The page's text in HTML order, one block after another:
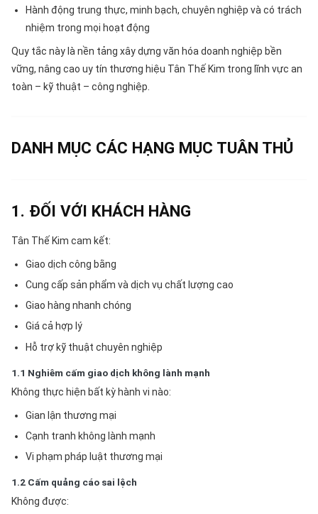
Hành động trung thực, minh bạch, chuyên nghiệp và có trách
nhiệm trong mọi hoạt động
Quy tắc này là nền tảng xây dựng văn hóa doanh nghiệp bền
vững, nâng cao uy tín thương hiệu Tân Thế Kim trong lĩnh vực an
toàn – kỹ thuật – công nghiệp.
DANH MỤC CÁC HẠNG MỤC TUÂN THỦ
1. ĐỐI VỚI KHÁCH HÀNG
Tân Thế Kim cam kết:
Giao dịch công bằng
Cung cấp sản phẩm và dịch vụ chất lượng cao
Giao hàng nhanh chóng
Giá cả hợp lý
Hỗ trợ kỹ thuật chuyên nghiệp
1.1 Nghiêm cấm giao dịch không lành mạnh
Không thực hiện bất kỳ hành vi nào:
Gian lận thương mại
Cạnh tranh không lành mạnh
Vi phạm pháp luật thương mại
1.2 Cấm quảng cáo sai lệch
Không được: